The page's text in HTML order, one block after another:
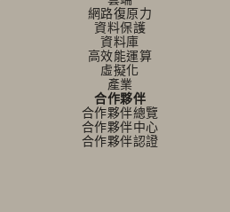
網路復原力
資料保護
資料庫
高效能運算
虛擬化
產業
合作夥伴
合作夥伴總覽
合作夥伴中心
合作夥伴認證